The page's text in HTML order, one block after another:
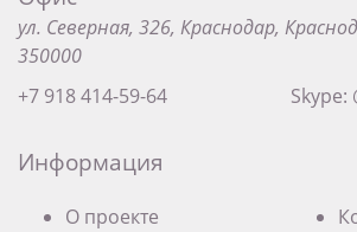
ул. Северная, 326, Краснодар,
350000
+7 918 414-59-64
Skype:
Информация
О проекте